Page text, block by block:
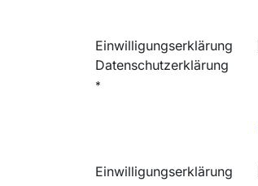
Einwilligungserklärung
Datenschutzerklärung
*
Einwilligungserklärung